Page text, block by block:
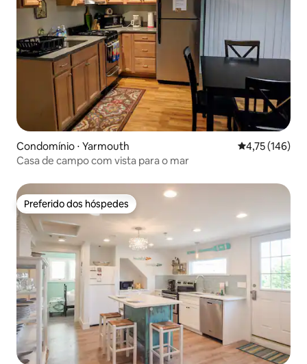
Condomínio ⋅ Yarmouth 4,75 de uma
4,75 (146)
Casa de campo com vista para o mar
Preferido dos hóspedes
Preferido dos hóspedes